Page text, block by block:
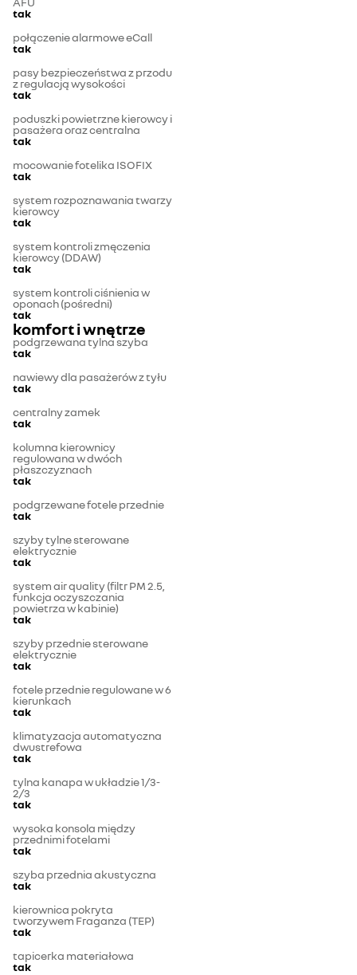
tak
połączenie alarmowe eCall
tak
pasy bezpieczeństwa z przodu
z regulacją wysokości
tak
poduszki powietrzne kierowcy i
pasażera oraz centralna
tak
mocowanie fotelika ISOFIX
tak
system rozpoznawania twarzy
kierowcy
tak
system kontroli zmęczenia
kierowcy (DDAW)
tak
system kontroli ciśnienia w
oponach (pośredni)
tak
komfort i wnętrze
podgrzewana tylna szyba
tak
nawiewy dla pasażerów z tyłu
tak
centralny zamek
tak
kolumna kierownicy
regulowana w dwóch
płaszczyznach
tak
podgrzewane fotele przednie
tak
szyby tylne sterowane
elektrycznie
tak
system air quality (filtr PM 2.5,
funkcja oczyszczania
powietrza w kabinie)
tak
szyby przednie sterowane
elektrycznie
tak
fotele przednie regulowane w 6
kierunkach
tak
klimatyzacja automatyczna
dwustrefowa
tak
tylna kanapa w układzie 1/3-
2/3
tak
wysoka konsola między
przednimi fotelami
tak
szyba przednia akustyczna
tak
kierownica pokryta
tworzywem Fraganza (TEP)
tak
tapicerka materiałowa
tak